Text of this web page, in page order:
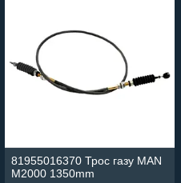
81955016370 Трос газу MAN
M2000 1350mm